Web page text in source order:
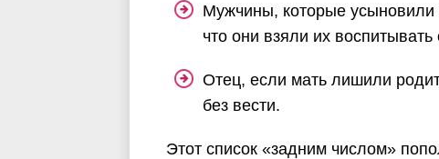
Мужчины, которые усыновили
что они взяли их воспитывать
Отец, если мать лишили
без вести.
Этот список «задним числом»